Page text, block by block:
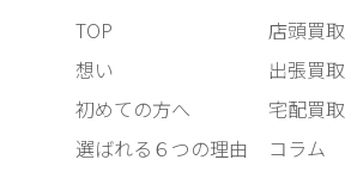
TOP
想い
初めての方へ
選ばれる６つの理由
店頭買取
出張買取
宅配買取
コラム